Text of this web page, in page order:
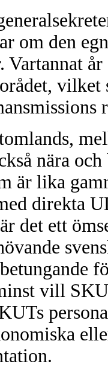
om den
Vartannat
vilket
nära
är lika
direkta
det ett
vill